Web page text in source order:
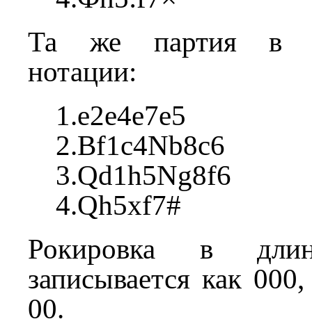
Та же партия в
нотации:
1.e2e4e7e5
2.Bf1c4Nb8c6
3.Qd1h5Ng8f6
4.Qh5xf7#
Рокировка в
записывается как
00.